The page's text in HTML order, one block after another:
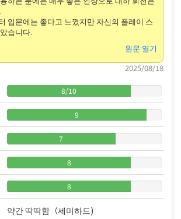
입문에는 좋다고 느꼈지만 자신의 플레이 스
습니다.
원문 열기
2025/08/18
8/10
9
7
8
8
약간 딱딱함（세미하드)